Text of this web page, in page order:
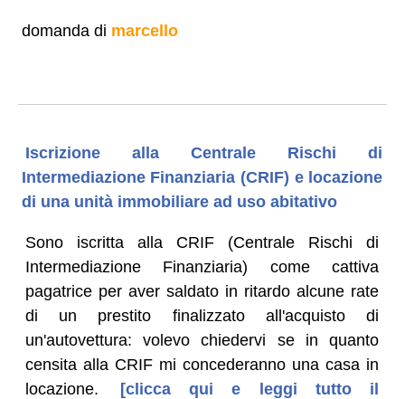
domanda di marcello
Iscrizione alla Centrale Rischi di
Intermediazione Finanziaria (CRIF) e locazione
di una unità immobiliare ad uso abitativo
Sono iscritta alla CRIF (Centrale Rischi di
Intermediazione Finanziaria) come cattiva
pagatrice per aver saldato in ritardo alcune rate
di un prestito finalizzato all'acquisto di
un'autovettura: volevo chiedervi se in quanto
censita alla CRIF mi concederanno una casa in
locazione.
[clicca qui e leggi tutto il